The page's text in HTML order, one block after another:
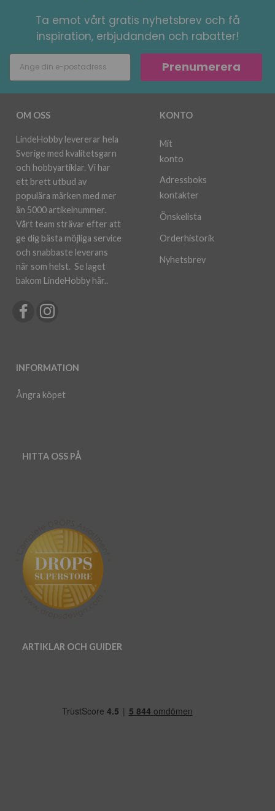
Ta emot vårt gratis nyhetsbrev och få
inspiration, erbjudanden och rabatter!
Prenumerera
OM OSS
LindeHobby levererar hela
Sverige med kvalitetsgarn
och hobbyartiklar. Vi har
ett brett utbud av
populära märken med mer
än 5000 artikelnummer.
Vårt team strävar efter att
ge dig bästa möjliga service
och snabbaste leverans
när som helst. Se laget
bakom LindeHobby här..
INFORMATION
Ångra köpet
KONTO
Mit
konto
Adressboks
kontakter
Önskelista
Orderhistorik
Nyhetsbrev
HITTA OSS PÅ
ARTIKLAR OCH GUIDER